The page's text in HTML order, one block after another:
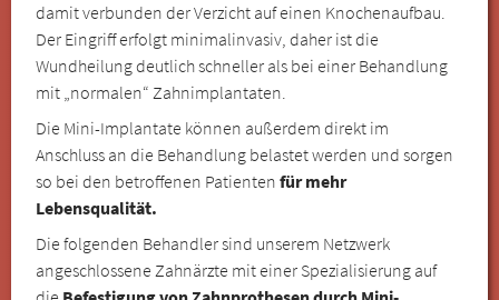
damit verbunden der Verzicht auf einen Knochenaufbau.
Der Eingriff erfolgt minimalinvasiv, daher ist die
Wundheilung deutlich schneller als bei einer Behandlung
mit „normalen“ Zahnimplantaten.
Die Mini-Implantate können außerdem direkt im
Anschluss an die Behandlung belastet werden und sorgen
so bei den betroffenen Patientenfür mehr
Lebensqualität.
Die folgenden Behandler sind unserem Netzwerk
angeschlossene Zahnärzte mit einer Spezialisierung auf